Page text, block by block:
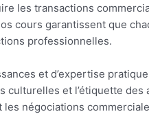
les transactions
cours garantissent que
professionnelles.
et d’expertise
et l’étiquette
négociations